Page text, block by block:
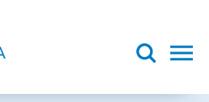
DE SALUD